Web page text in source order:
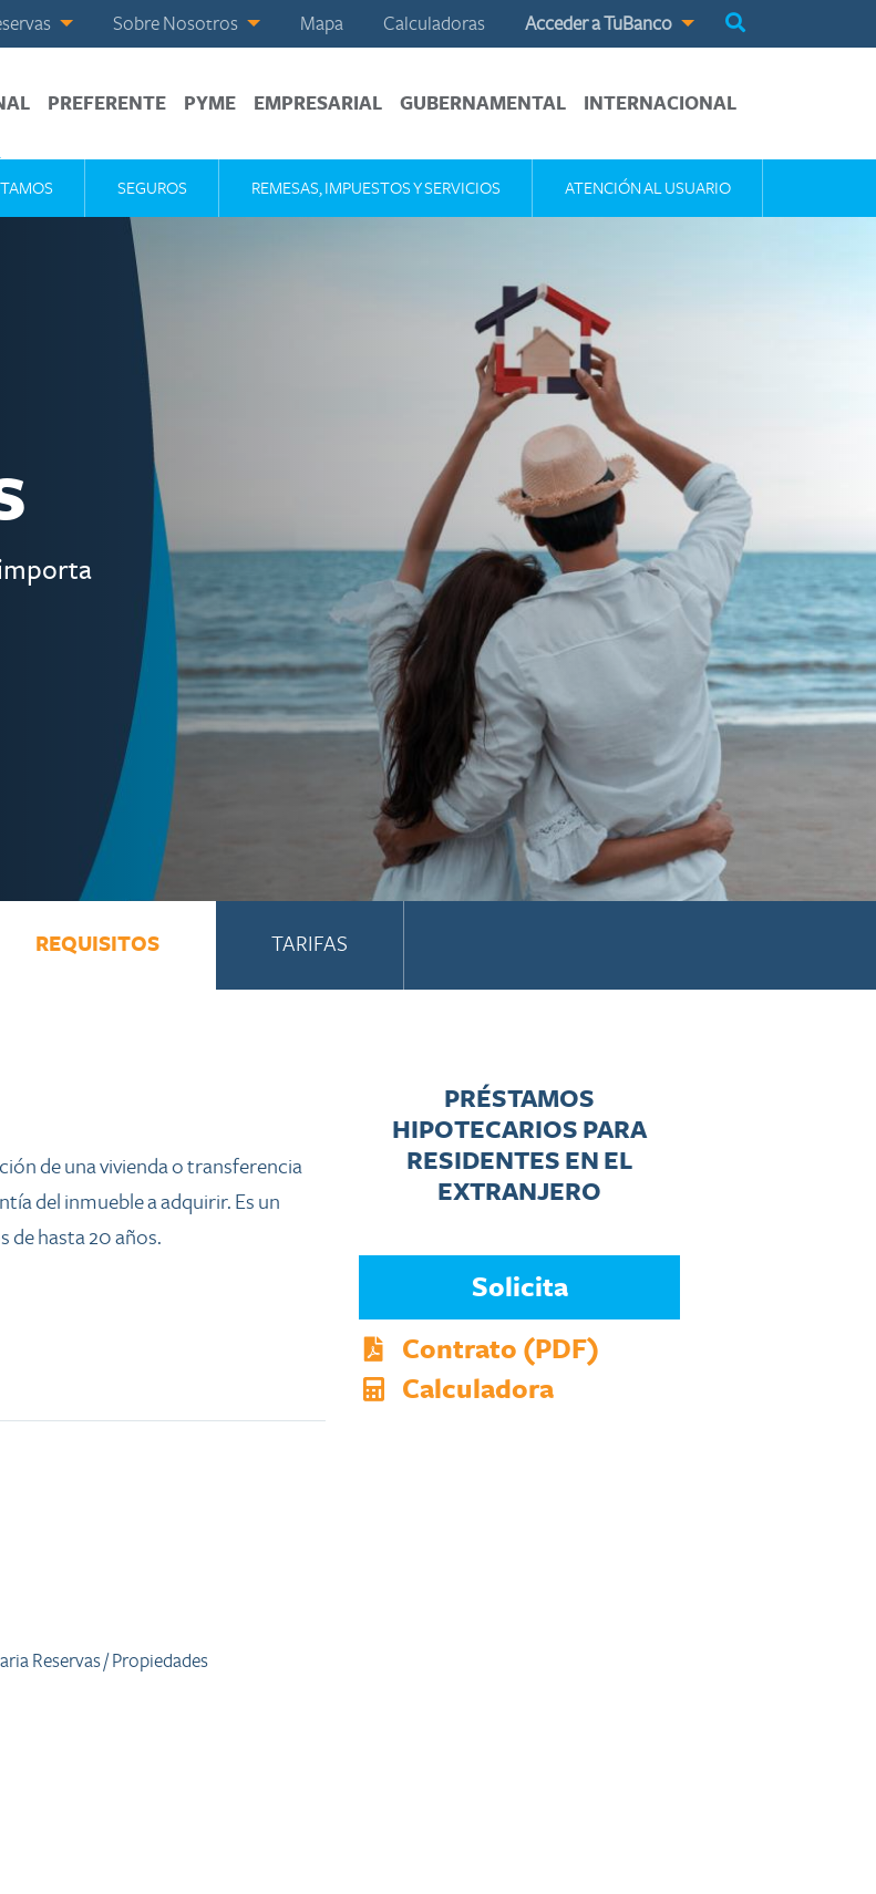
Sobre Nosotros Mapa Calculadoras Acceder a TuBanco
SEGUROS REMESAS, IMPUESTOS Y SERVICIOS ATENCIÓN AL USUARIO
PREFERENTE PYME EMPRESARIAL GUBERNAMENTAL INTERNACIONAL
REQUISITOS TARIFAS
de una vivienda o transferencia
del inmueble a adquirir. Es un
de hasta 20 años.
Reservas / Propiedades
PRÉSTAMOS
HIPOTECARIOS PARA
RESIDENTES EN EL
EXTRANJERO
Solicita
Contrato (PDF)
Calculadora